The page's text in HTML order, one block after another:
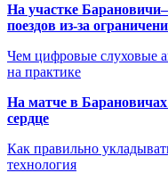
На участке
поездов из-за
Чем цифровые слуховые
на практике
На матче в
сердце
Как правильно
технология